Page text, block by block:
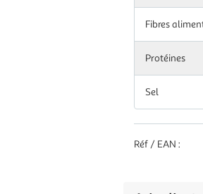
Fibres
Protéines
Sel
Réf / EAN :